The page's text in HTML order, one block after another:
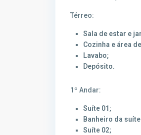
Térreo:
Sala de estar e
Cozinha e área
Lavabo;
Depósito.
1º Andar:
Suíte 01;
Banheiro da suíte
Suíte 02;